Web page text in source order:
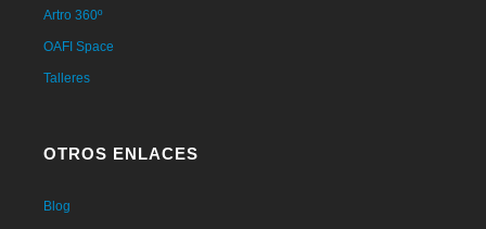
Artro 360º
OAFI Space
Talleres
OTROS ENLACES
Blog